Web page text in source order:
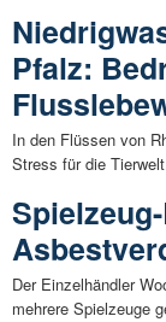
Pfalz:
In den Flüssen von
Stress für die
Der Einzelhändler
mehrere Spielzeuge